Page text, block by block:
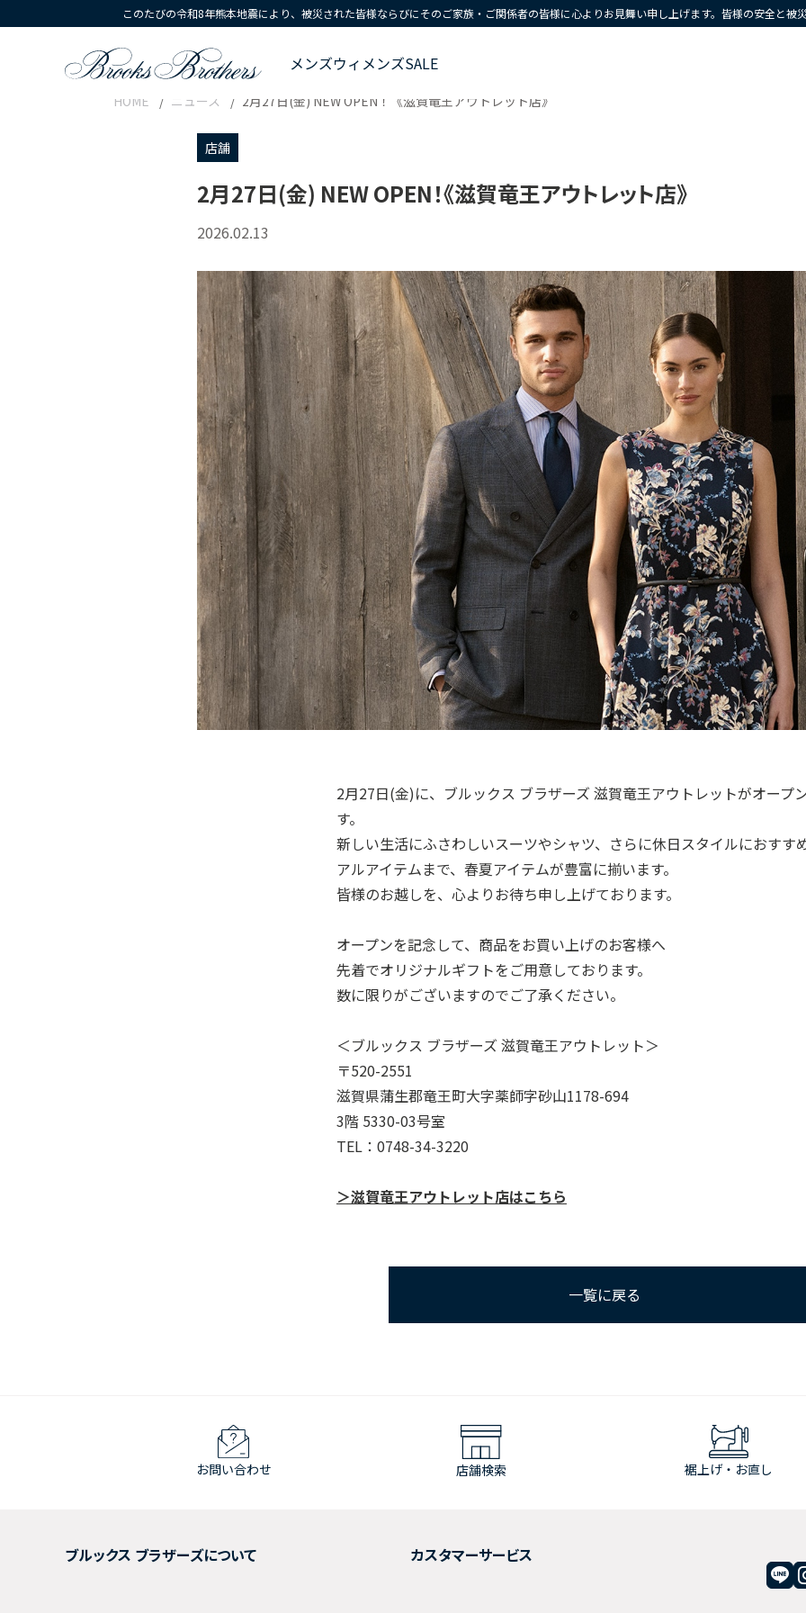
このたびの令和8年熊本地震により、被災された皆様ならびにそのご家族・ご関係者の皆様に心よりお見舞い申し上げます。皆様の安全と被
メンズウィメンズSALE
HOME ニュース 2月27日(金) NEW OPEN！《滋賀竜王アウトレット店》
店舗
2月27日(金) NEW OPEN！《滋賀竜王アウトレット店》
2026.02.13
2月27日(金)に、ブルックス ブラザーズ 滋賀竜王アウトレットがオープ
す。
新しい生活にふさわしいスーツやシャツ、さらに休日スタイルにおすす
アルアイテムまで、春夏アイテムが豊富に揃います。
皆様のお越しを、心よりお待ち申し上げております。
オープンを記念して、商品をお買い上げのお客様へ
先着でオリジナルギフトをご用意しております。
数に限りがございますのでご了承ください。
＜ブルックス ブラザーズ 滋賀竜王アウトレット＞
〒520-2551
滋賀県蒲生郡竜王町大字薬師字砂山1178-694
3階 5330-03号室
TEL：0748-34-3220
＞滋賀竜王アウトレット店はこちら
一覧に戻る
お問い合わせ 店舗検索 裾上げ・お直し
ブルックス ブラザーズについて カスタマーサービス